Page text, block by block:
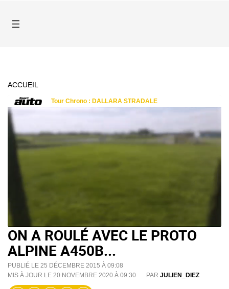
ACCUEIL
ON A ROULÉ AVEC LE PROTO
ALPINE A450B...
PUBLIÉ LE 25 DÉCEMBRE 2015 À 09:08
MIS À JOUR LE 20 NOVEMBRE 2020 À 09:30
PAR JULIEN_DIEZ